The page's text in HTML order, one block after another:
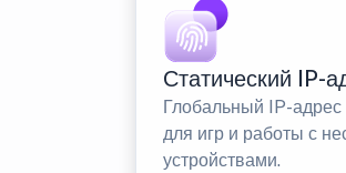
Статический IP-
Глобальный IP-адрес
для игр и работы с
устройствами.